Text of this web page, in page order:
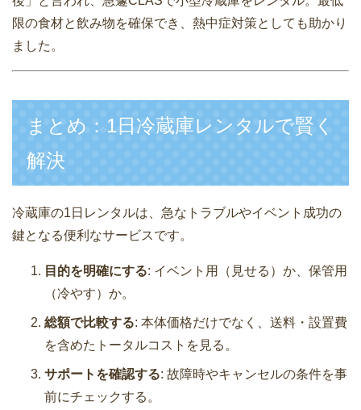
限の食材と飲み物を確保でき、熱中症対策としても助かり
ました。
まとめ：1日冷蔵庫レンタルで賢く
解決
冷蔵庫の1日レンタルは、急なトラブルやイベント成功の
鍵となる便利なサービスです。
目的を明確にする: イベント用（見せる）か、保管用
（冷やす）か。
総額で比較する: 本体価格だけでなく、送料・設置費
を含めたトータルコストを見る。
サポートを確認する: 故障時やキャンセルの条件を事
前にチェックする。